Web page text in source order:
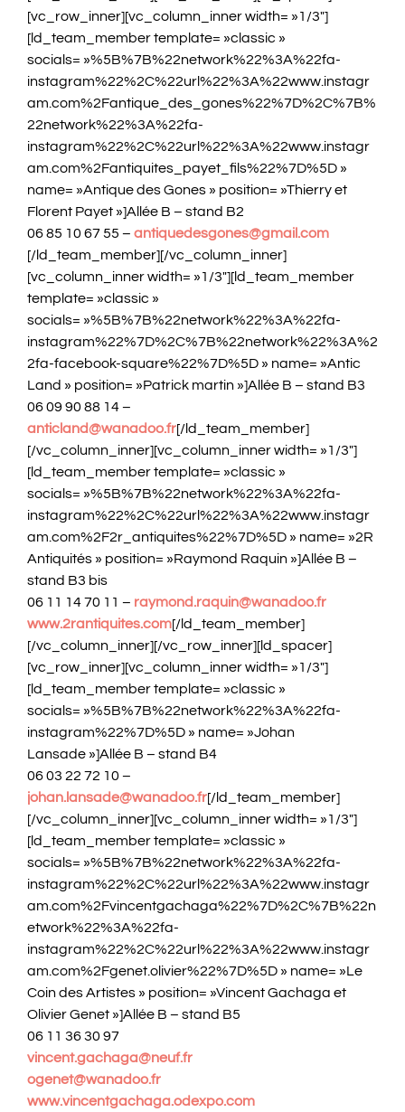
[vc_row_inner][vc_column_inner width= »1/3″]
[ld_team_member template= »classic »
socials= »%5B%7B%22network%22%3A%22fa-
instagram%22%2C%22url%22%3A%22www.instagr
am.com%2Fantique_des_gones%22%7D%2C%7B%
22network%22%3A%22fa-
instagram%22%2C%22url%22%3A%22www.instagr
am.com%2Fantiquites_payet_fils%22%7D%5D »
name= »Antique des Gones » position= »Thierry et
Florent Payet »]Allée B – stand B2
06 85 10 67 55 – antiquedesgones@gmail.com
[/ld_team_member][/vc_column_inner]
[vc_column_inner width= »1/3″][ld_team_member
template= »classic »
socials= »%5B%7B%22network%22%3A%22fa-
instagram%22%7D%2C%7B%22network%22%3A%2
2fa-facebook-square%22%7D%5D » name= »Antic
Land » position= »Patrick martin »]Allée B – stand B3
06 09 90 88 14 –
anticland@wanadoo.fr[/ld_team_member]
[/vc_column_inner][vc_column_inner width= »1/3″]
[ld_team_member template= »classic »
socials= »%5B%7B%22network%22%3A%22fa-
instagram%22%2C%22url%22%3A%22www.instagr
am.com%2F2r_antiquites%22%7D%5D » name= »2R
Antiquités » position= »Raymond Raquin »]Allée B –
stand B3 bis
06 11 14 70 11 – raymond.raquin@wanadoo.fr
www.2rantiquites.com[/ld_team_member]
[/vc_column_inner][/vc_row_inner][ld_spacer]
[vc_row_inner][vc_column_inner width= »1/3″]
[ld_team_member template= »classic »
socials= »%5B%7B%22network%22%3A%22fa-
instagram%22%7D%5D » name= »Johan
Lansade »]Allée B – stand B4
06 03 22 72 10 –
johan.lansade@wanadoo.fr[/ld_team_member]
[/vc_column_inner][vc_column_inner width= »1/3″]
[ld_team_member template= »classic »
socials= »%5B%7B%22network%22%3A%22fa-
instagram%22%2C%22url%22%3A%22www.instagr
am.com%2Fvincentgachaga%22%7D%2C%7B%22n
etwork%22%3A%22fa-
instagram%22%2C%22url%22%3A%22www.instagr
am.com%2Fgenet.olivier%22%7D%5D » name= »Le
Coin des Artistes » position= »Vincent Gachaga et
Olivier Genet »]Allée B – stand B5
06 11 36 30 97
vincent.gachaga@neuf.fr
ogenet@wanadoo.fr
www.vincentgachaga.odexpo.com